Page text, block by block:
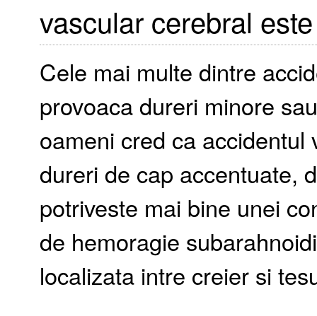
vascular cerebral
Cele mai multe dintre
provoaca dureri minore
oameni cred ca
dureri de cap accentuate,
potriveste mai bine unei
de hemoragie
localizata intre creier si